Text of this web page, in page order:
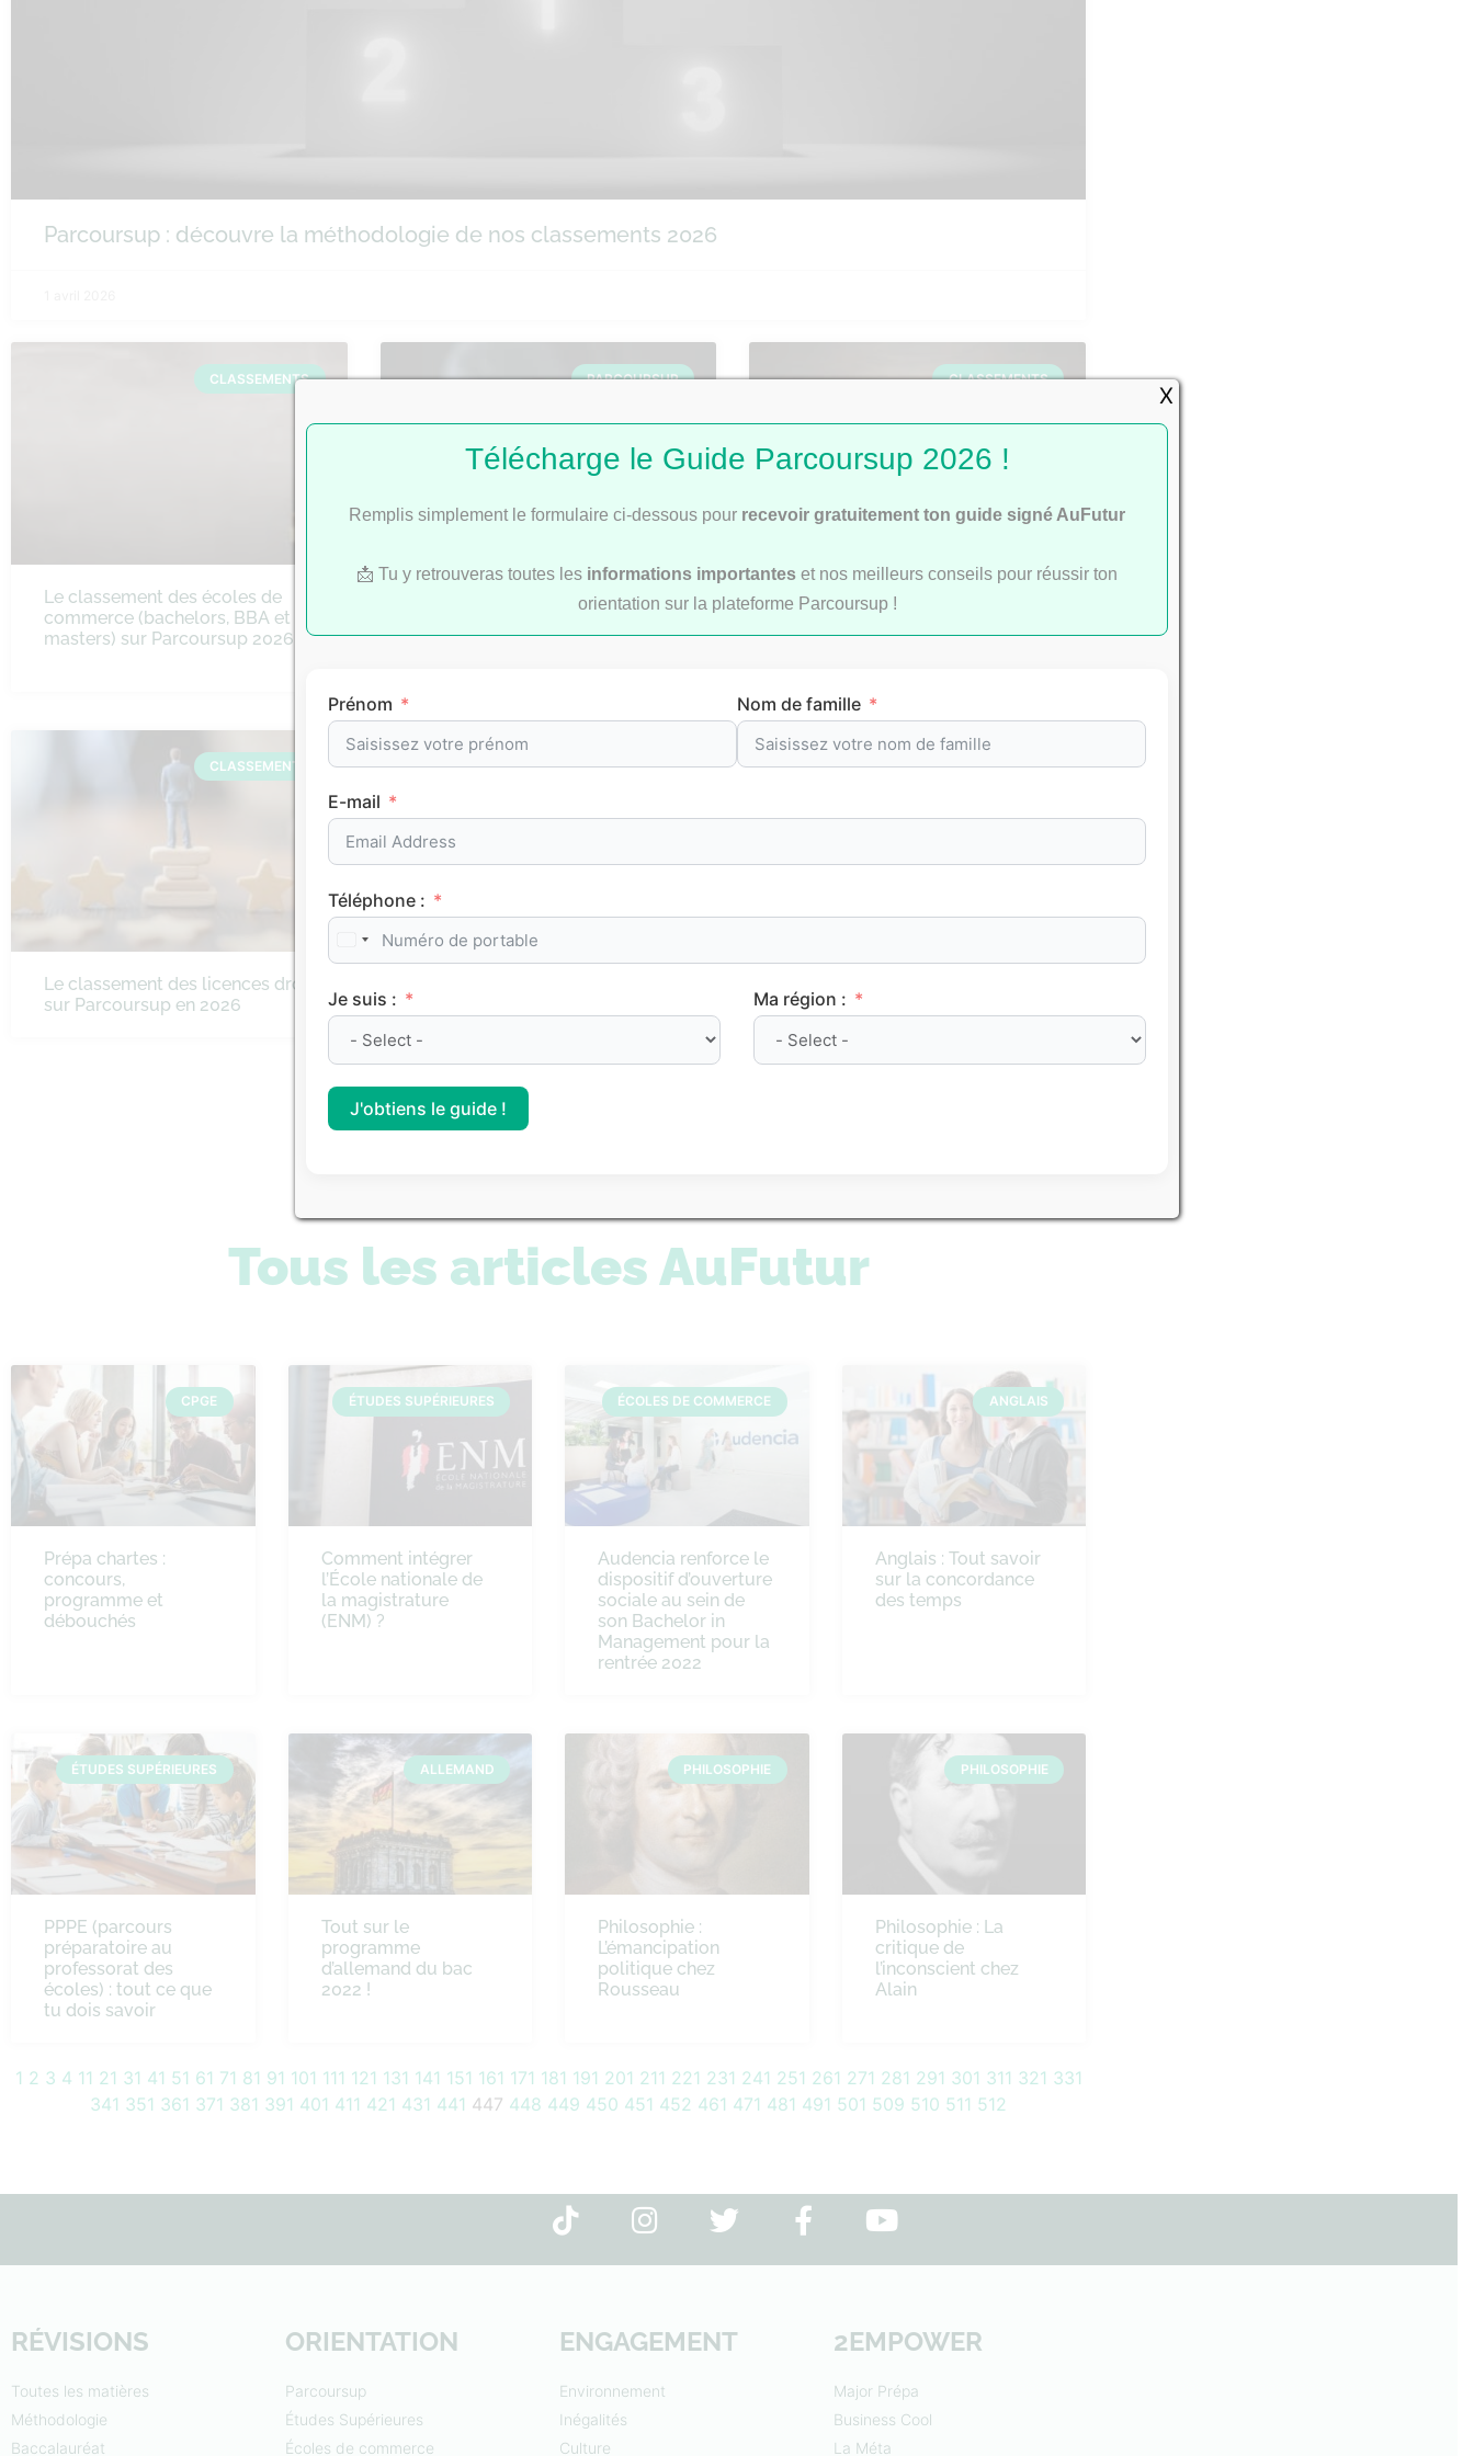
Parcoursup : découvre la méthodologie de nos classements 2026
CLASSEMENTS
Le classement des écoles de
commerce (bachelors, BBA et
masters) sur Parcoursup 2026
PARCOURSUP
Le classement des écoles
Parcoursup 2026 (bac+3 et
CLASSEMENTS
Le classement des meilleures
prépas scientifiques sur
Parcoursup en 2026
CLASSEMENTS
Le classement des licences droit
sur Parcoursup en 2026
CLASSEMENTS CLASSEMENTS
sur Parcoursup 2026
Consulte tous nos classements
Tous les articles AuFutur
CPGE
Prépa chartes :
concours,
programme et
débouchés
ÉTUDES SUPÉRIEURES
Comment intégrer
l’École nationale de
la magistrature
(ENM) ?
ÉCOLES DE COMMERCE
Audencia renforce le
dispositif d’ouverture
sociale au sein de
son Bachelor in
Management pour la
rentrée 2022
ANGLAIS
Anglais : Tout savoir
sur la concordance
des temps
ÉTUDES SUPÉRIEURES
PPPE (parcours
préparatoire au
professorat des
écoles) : tout ce que
tu dois savoir
ALLEMAND
Tout sur le
programme
d’allemand du bac
2022 !
PHILOSOPHIE
Philosophie :
L’émancipation
politique chez
Rousseau
PHILOSOPHIE
Philosophie : La
critique de
l’inconscient chez
Alain
1 2 3 4 11 21 31 41 51 61 71 81 91 101 111 121 131 141 151 161 171 181 191 201 211 221 231 241 251 261 271 281 291 301 311 321 331
341 351 361 371 381 391 401 411 421 431 441 447 448 449 450 451 452 461 471 481 491 501 509 510 511 512
RÉVISIONS
Toutes les matières
Méthodologie
Baccalauréat
ORIENTATION
Parcoursup
Études Supérieures
Écoles de commerce
ENGAGEMENT
Environnement
Inégalités
Culture
2EMPOWER
Major Prépa
Business Cool
La Méta
Télécharge le Guide Parcoursup 2026 !
Remplis simplement le formulaire ci-dessous pour recevoir gratuitement ton guide signé AuFutur
📩 Tu y retrouveras toutes les informations importantes et nos meilleurs conseils pour réussir ton
orientation sur la plateforme Parcoursup !
Prénom Nom de famille
E-mail
Téléphone :
Je suis : Ma région :
J'obtiens le guide !
X